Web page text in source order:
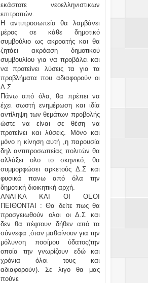
εκάστοτε νεοελληνιστικων
επιτροπών.
Η αντιπροσωπεία θα λαμβάνει
μέρος σε κάθε δημοτικό
συμβούλιο ως ακροατής και θα
ζητάει ακρόαση δημοτικού
συμβουλίου για να προβάλει και
να προτείνει λύσεις τα για τα
προβλήματα που αδιαφορούν οι
Δ.Σ.
Πάνω από όλα, θα πρέπει να
έχει σωστή ενημέρωση και ιδία
αντίληψη των θεμάτων προβολής
ώστε να είναι σε θέση να
προτείνει και λύσεις. Μόνο και
μόνο η κίνηση αυτή ,η παρουσία
δηλ αντιπροσωπείας πολιτών θα
αλλάξει ολο το σκηνικό, θα
συμμορφώσει αρκετούς Δ.Σ και
φυσικά πανω από όλα την
δημοτική διοικητική αρχή.
ΑΝΑΓΚΑ ΚΑΙ ΟΙ ΘΕΟΙ
ΠΕΙΘΟΝΤΑΙ : Θα δείτε πως θα
προσγειωθούν ολοι οι Δ.Σ και
δεν θα πέφτουν δήθεν από τα
σύννεφα ,όταν μαθαίνουν για την
μόλυνση ποσίμου ύδατος(την
οποία την γνωρίζουν εδώ και
χρόνια όλοι τους και
αδιαφορούν). Σε λιγο θα μας
πούνε